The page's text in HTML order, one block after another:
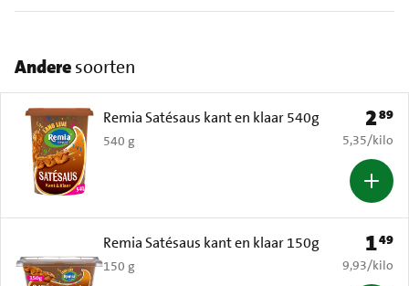
Anderesoorten
Remia Satésaus kant en klaar 540g
540 g
Prijs:
289
€ 5,35 per
5,35/kilo
Remia Satésaus kant en klaar 150g
150 g
Prijs:
149
€ 9,93 per
9,93/kilo